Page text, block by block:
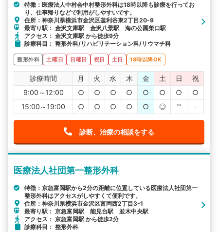
特徴：医療法人中村会中村整形外科は18時以降も診療を行ってお
り、仕事帰りなどで利用がしやすいです。
住所：神奈川県横浜市金沢区釜利谷東2丁目20-9
最寄り駅： 金沢文庫駅 金沢八景駅 海の公園柴口駅
アクセス： 金沢文庫駅 から徒歩9分
診療科目： 整形外科/リハビリテーション科/リウマチ科
整形外科 土曜日 日曜日 祝日 土日 18時以降OK
診療時間 月 火 水 木 金 土 日
祝
9:00～12:00
○ ○ ○ ○ ○ ○ ○
○
15:00～19:00
○ ○ ○ ○ ○ ◎ ℡ -
診断、治療の相談をする
医療法人社団第一整形外科
特徴：京急富岡駅から2分の距離に位置している医療法人社団第一
整形外科はアクセスがしやすくて便利です。
住所：神奈川県横浜市金沢区富岡西2丁目3-1
最寄り駅： 京急富岡駅 能見台駅 並木中央駅
アクセス： 京急富岡駅 から徒歩2分
診療科目： 整形外科